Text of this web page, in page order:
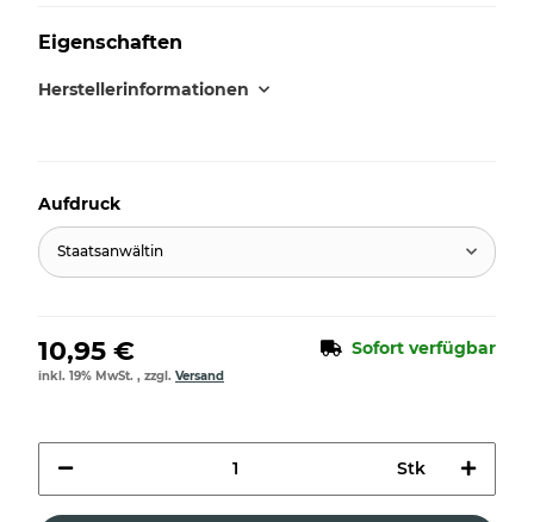
Eigenschaften
Herstellerinformationen
Aufdruck
Staatsanwältin
10,95 € Sofort verfügbar
inkl. 19% MwSt. , zzgl. Versand
Stk